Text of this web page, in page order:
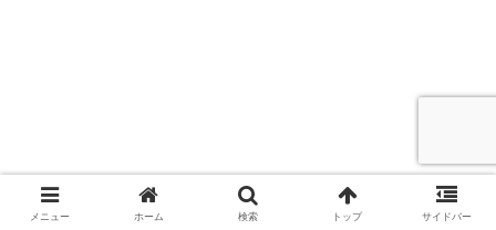
メニュー ホーム 検索 トップ サイドバー